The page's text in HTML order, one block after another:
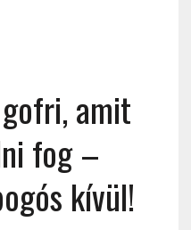
amit
fog –
kívül!